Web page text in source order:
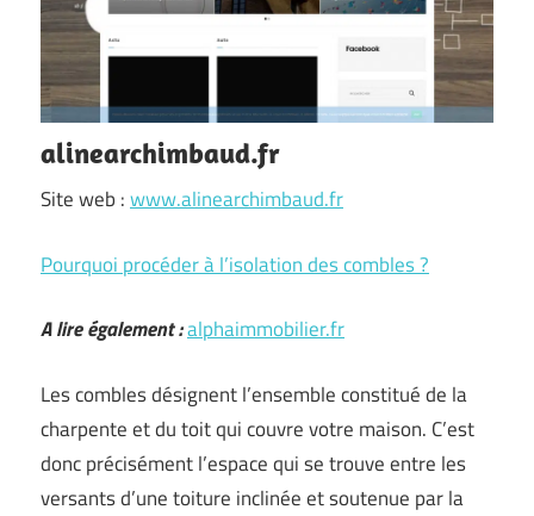
alinearchimbaud.fr
Site web :www.alinearchimbaud.fr
Pourquoi procéder à l’isolation des combles ?
A lire également :alphaimmobilier.fr
Les combles désignent l’ensemble constitué de la
charpente et du toit qui couvre votre maison. C’est
donc précisément l’espace qui se trouve entre les
versants d’une toiture inclinée et soutenue par la